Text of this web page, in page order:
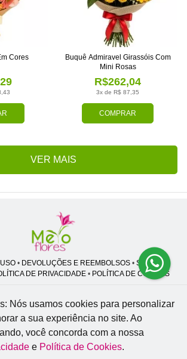
Em Cores
COMPRAR
3x de R$ 87,35
R$262,04
Buquê Admiravel Girassóis Com
Mini Rosas
VER MAIS
• DEVOLUÇÕES E REEMBOLSOS• SAC
DE PRIVACIDADE • POLÍTICA DE COOKIES
Flores | CNPJ: 27.662.413/0001-98
- Travessa cinco, 27 - Vila Zat - São Paulo - SP -
02.977-020
Nós usamos cookies para personalizar
a sua experiência no site. Ao
você concorda com a nossa
e Política de Cookies.